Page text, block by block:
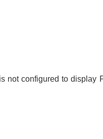
not configured to display